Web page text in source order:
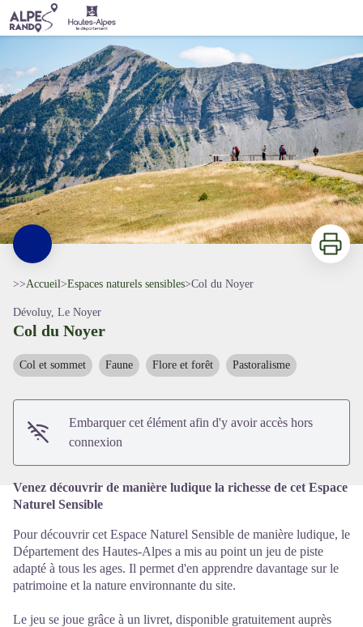
Col du Noyer
Voir l'image en plein écran
Imprimer
>>Accueil>Espaces naturels sensibles>Col du Noyer
Dévoluy, Le Noyer
Col du Noyer
Col et sommet Faune Flore et forêt Pastoralisme
Embarquer cet élément afin d'y avoir accès hors
connexion
Venez découvrir de manière ludique la richesse de cet Espace
Naturel Sensible
Pour découvrir cet Espace Naturel Sensible de manière ludique, le
Département des Hautes-Alpes a mis au point un jeu de piste
adapté à tous les ages. Il permet d'en apprendre davantage sur le
patrimoine et la nature environnante du site.
Le jeu se joue grâce à un livret, disponible gratuitement auprès